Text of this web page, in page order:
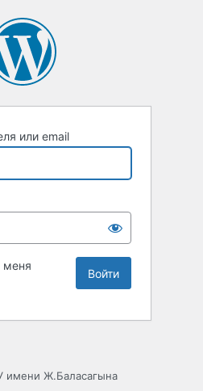
или email
меня
имени Ж.Баласагына